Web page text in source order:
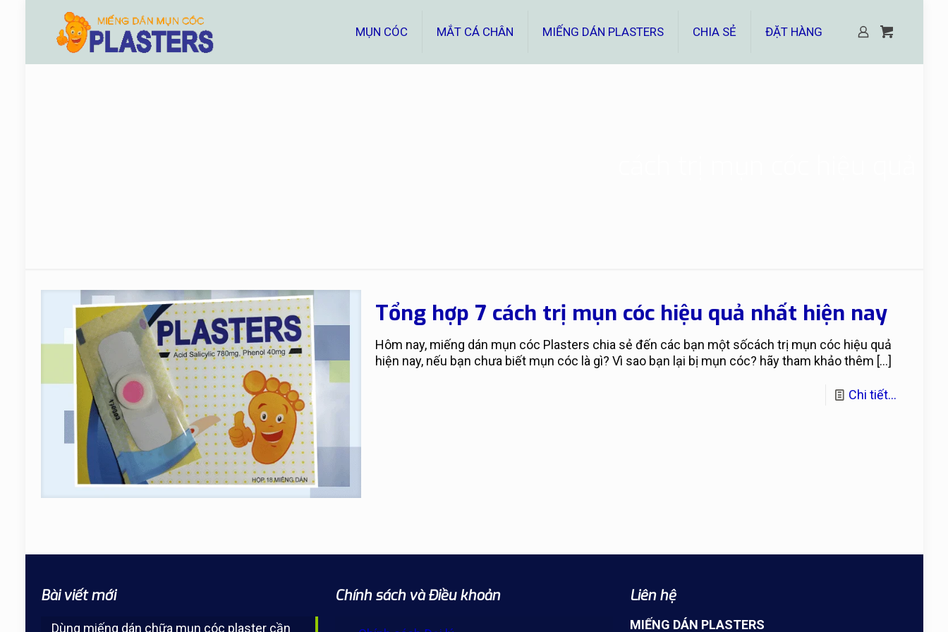
MỤN CÓC MẮT CÁ CHÂN MIẾNG DÁN PLASTERS CHIA SẺ ĐẶT HÀNG
Tổng hợp 7 cách trị mụn cóc hiệu quả nhất hiện nay
Hôm nay, miếng dán mụn cóc Plasters chia sẻ đến các bạn một sốcách trị mụn cóc hiệu quả
hiện nay, nếu bạn chưa biết mụn cóc là gì? Vì sao bạn lại bị mụn cóc? hãy tham khảo thêm […]
Chi tiết...
Bài viết mới
Dùng miếng dán chữa mụn cóc plaster cần
Chính sách và Điều khoản Liên hệ
MIẾNG DÁN PLASTERS